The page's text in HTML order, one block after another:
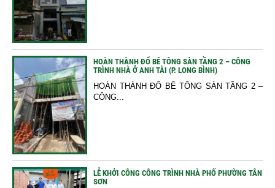
HOÀN THÀNH ĐỔ BÊ TÔNG SÀN TẦNG 2 – CÔNG
TRÌNH NHÀ Ở ANH TÀI (P. LONG BÌNH)
HOÀN THÀNH ĐỔ BÊ TÔNG SÀN TẦNG 2 –
CÔNG...
LỄ KHỞI CÔNG CÔNG TRÌNH NHÀ PHỐ PHƯỜNG TÂN
SƠN